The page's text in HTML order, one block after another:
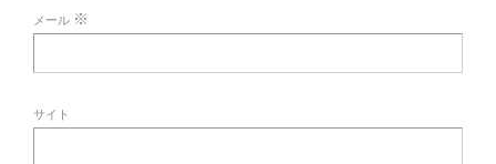
メール ※
サイト